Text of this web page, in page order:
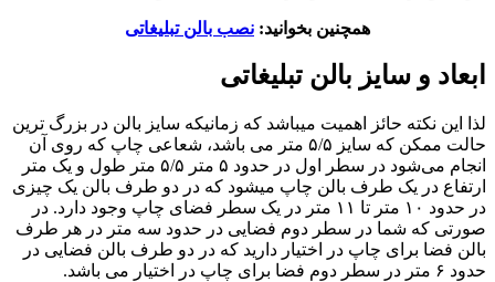
همچنین بخوانید: نصب بالن تبلیغاتی
ابعاد و سایز بالن تبلیغاتی
لذا این نکته حائز اهمیت میباشد که زمانیکه سایز بالن در بزرگ ترین
حالت ممکن که سایز ۵/۵ متر می باشد، شعاعی چاپ که روی آن
انجام می‌شود در سطر اول در حدود ۵ متر ۵/۵ متر طول و یک متر
ارتفاع در یک طرف بالن چاپ میشود که در دو طرف بالن یک چیزی
در حدود ۱۰ متر تا ۱۱ متر در یک سطر فضای چاپ وجود دارد. در
صورتی که شما در سطر دوم فضایی در حدود سه متر در هر طرف
بالن فضا برای چاپ در اختیار دارید که در دو طرف بالن فضایی در
حدود ۶ متر در سطر دوم فضا برای چاپ در اختیار می باشد.